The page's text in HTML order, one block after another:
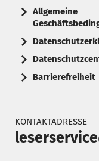
Allgemeine
Barrierefreiheit
KONTAKTADRESSE